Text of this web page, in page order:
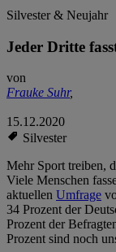
Silvester & Neujahr
Jeder Dritte
von
Frauke Suhr,
15.12.2020
Silvester
Mehr Sport treiben,
Viele Menschen
aktuellen Umfrage
34 Prozent der
Prozent der
Prozent sind noch